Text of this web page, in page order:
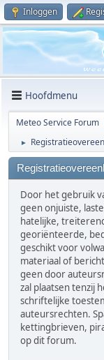
Inloggen
Hoofdmenu
Meteo Service Forum
►
Door het gebruik
geen onjuiste,
hatelijke,
georiënteerde,
geschikt voor
materiaal of
geen door
zal plaatsen tenzij
schriftelijke
auteursrechten.
kettingbrieven,
op dit forum.